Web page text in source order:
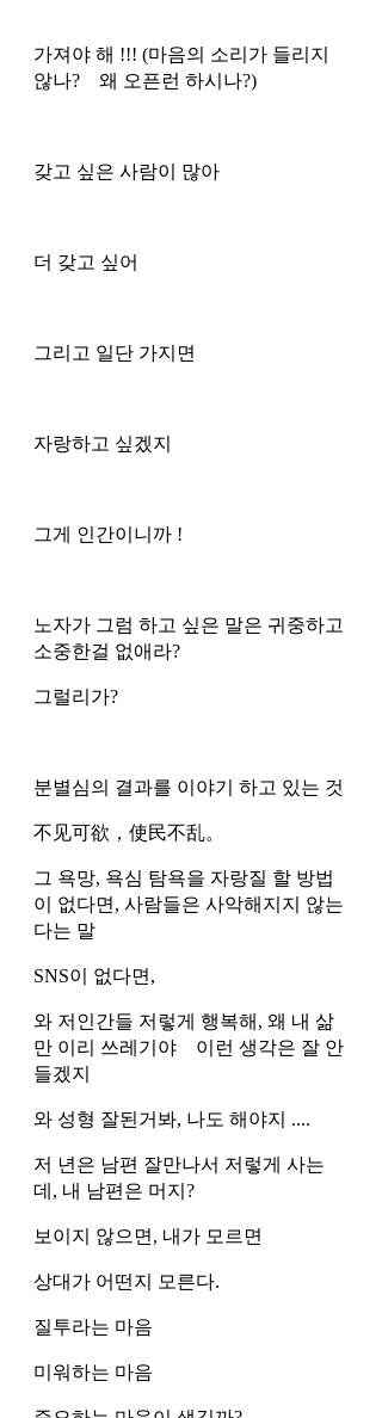
가져야 해 !!! (마음의 소리가 들리지
않나?    왜 오픈런 하시나?)
갖고 싶은 사람이 많아
더 갖고 싶어
그리고 일단 가지면
자랑하고 싶겠지
그게 인간이니까 !
노자가 그럼 하고 싶은 말은 귀중하고
소중한걸 없애라?
그럴리가?
분별심의 결과를 이야기 하고 있는 것
不见可欲，使民不乱。
그 욕망, 욕심 탐욕을 자랑질 할 방법
이 없다면, 사람들은 사악해지지 않는
다는 말
SNS이 없다면,
와 저인간들 저렇게 행복해, 왜 내 삶
만 이리 쓰레기야    이런 생각은 잘 안
들겠지
와 성형 잘된거봐, 나도 해야지 ....
저 년은 남편 잘만나서 저렇게 사는
데, 내 남편은 머지?
보이지 않으면, 내가 모르면
상대가 어떤지 모른다.
질투라는 마음
미워하는 마음